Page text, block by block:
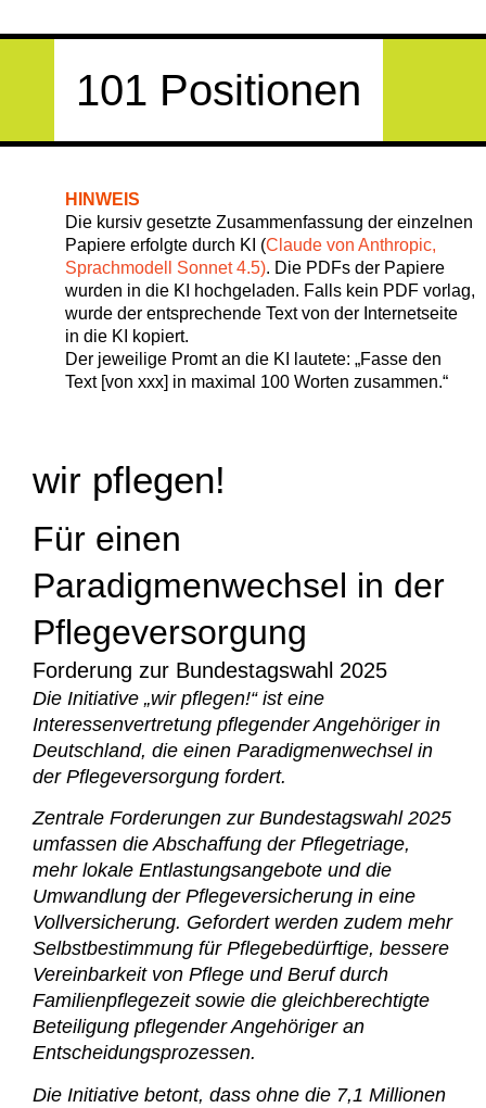
101 Positionen
HINWEIS
Die kursiv gesetzte Zusammenfassung der einzelnen
Papiere erfolgte durch KI (Claude von Anthropic,
Sprachmodell Sonnet 4.5). Die PDFs der Papiere
wurden in die KI hochgeladen. Falls kein PDF vorlag,
wurde der entsprechende Text von der Internetseite
in die KI kopiert.
Der jeweilige Promt an die KI lautete: „Fasse den
Text [von xxx] in maximal 100 Worten zusammen.“
wir pflegen!
Für einen
Paradigmenwechsel in der
Pflegeversorgung
Forderung zur Bundestagswahl 2025
Die Initiative „wir pflegen!“ ist eine
Interessenvertretung pflegender Angehöriger in
Deutschland, die einen Paradigmenwechsel in
der Pflegeversorgung fordert.
Zentrale Forderungen zur Bundestagswahl 2025
umfassen die Abschaffung der Pflegetriage,
mehr lokale Entlastungsangebote und die
Umwandlung der Pflegeversicherung in eine
Vollversicherung. Gefordert werden zudem mehr
Selbstbestimmung für Pflegebedürftige, bessere
Vereinbarkeit von Pflege und Beruf durch
Familienpflegezeit sowie die gleichberechtigte
Beteiligung pflegender Angehöriger an
Entscheidungsprozessen.
Die Initiative betont, dass ohne die 7,1 Millionen